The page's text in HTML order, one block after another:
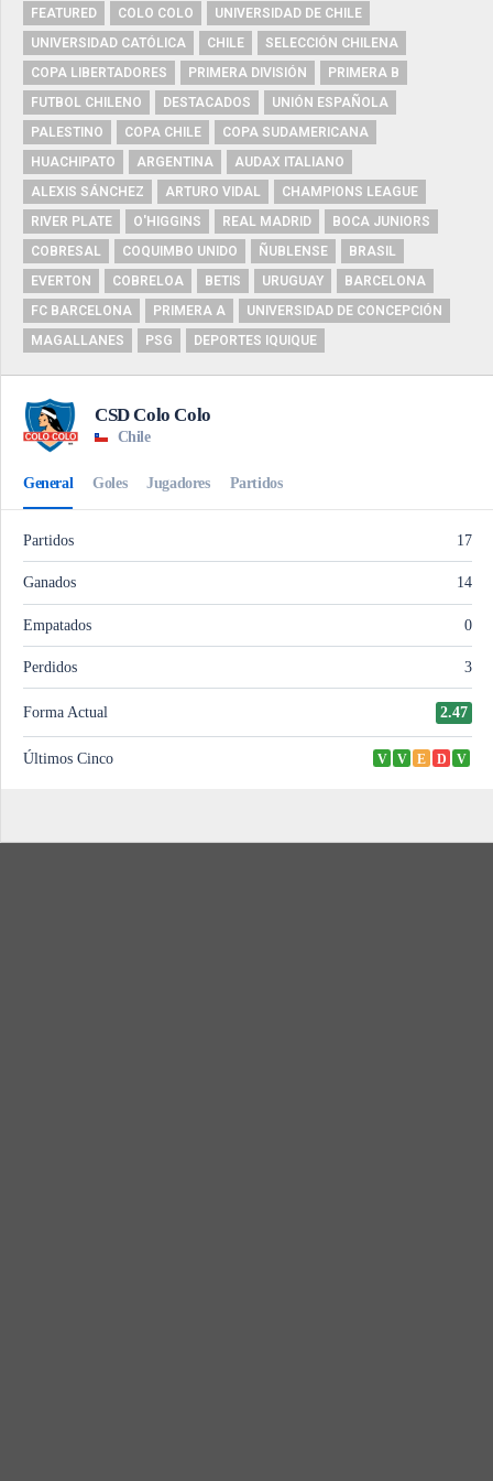
FEATURED COLO COLO
UNIVERSIDAD DE CHILE
UNIVERSIDAD CATÓLICA
CHILE
SELECCIÓN CHILENA
COPA LIBERTADORES
PRIMERA DIVISIÓN
PRIMERA B
FUTBOL CHILENO
DESTACADOS
UNIÓN ESPAÑOLA
PALESTINO
COPA CHILE
COPA SUDAMERICANA
HUACHIPATO
ARGENTINA
AUDAX ITALIANO
ALEXIS SÁNCHEZ
ARTURO VIDAL
CHAMPIONS LEAGUE
RIVER PLATE
O'HIGGINS REAL MADRID
BOCA JUNIORS
COBRESAL
COQUIMBO UNIDO ÑUBLENSE
BRASIL
EVERTON
COBRELOA BETIS URUGUAY
BARCELONA
FC BARCELONA
PRIMERA A
UNIVERSIDAD DE CONCEPCIÓN
MAGALLANES
PSG DEPORTES IQUIQUE